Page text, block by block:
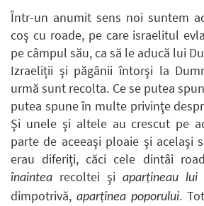
Într-un anumit sens noi suntem
coş cu roade, pe care israelitul
pe câmpul său, ca să le aducă lui
Izraeliții şi păgânii întorşi la
urmă sunt recolta. Ce se putea
putea spune în multe privinţe
Şi unele şi altele au crescut pe
parte de aceeaşi ploaie şi acelaşi
erau diferiţi, căci cele dintâi
înaintea recoltei şi aparţineau lui
dimpotrivă, aparţinea poporului.